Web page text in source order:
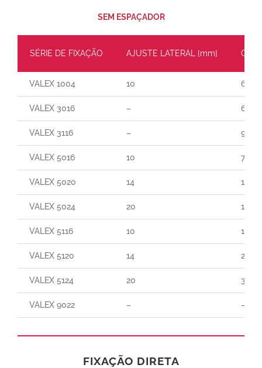
SEM ESPAÇADOR
SÉRIE DE FIXAÇÃO AJUSTE LATERAL [mm]
VALEX 1004 10 60
VALEX 3016 – 65
VALEX 3116 – 90
VALEX 5016 10 70
VALEX 5020 14 140
VALEX 5024 20 190
VALEX 5116 10 165
VALEX 5120 14 250
VALEX 5124 20 300
VALEX 9022 – –
FIXAÇÃO DIRETA